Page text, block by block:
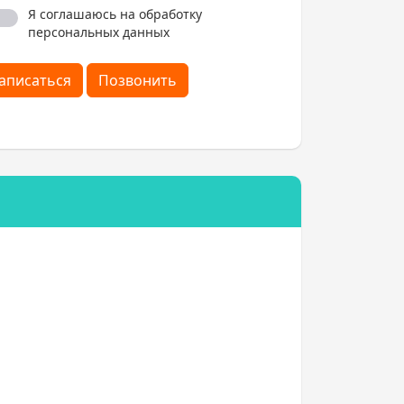
Я соглашаюсь на обработку
персональных данных
Позвонить